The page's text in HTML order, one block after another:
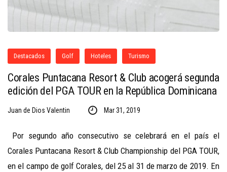
Destacados Golf Hoteles Turismo
Corales Puntacana Resort & Club acogerá segunda
edición del PGA TOUR en la República Dominicana
Juan de Dios Valentin Mar 31, 2019
Por segundo año consecutivo se celebrará en el país el
Corales Puntacana Resort & Club Championship del PGA TOUR,
en el campo de golf Corales, del 25 al 31 de marzo de 2019. En